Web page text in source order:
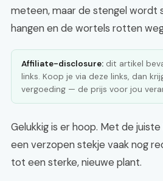
meteen, maar de stengel wordt
hangen en de wortels rotten
Affiliate-disclosure: dit artikel
links. Koop je via deze links, dan
vergoeding — de prijs voor jou
Gelukkig is er hoop. Met de
een verzopen stekje vaak nog
tot een sterke, nieuwe plant.